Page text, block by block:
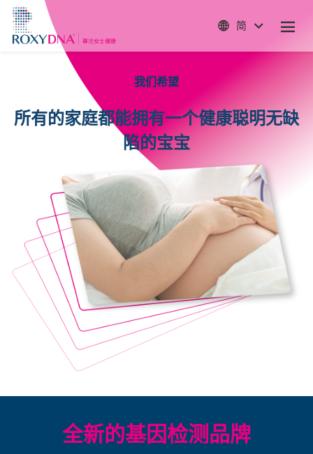
简
我们希望
所有的家庭都能拥有一个健康聪明无缺
陷的宝宝
全新的基因检测品牌